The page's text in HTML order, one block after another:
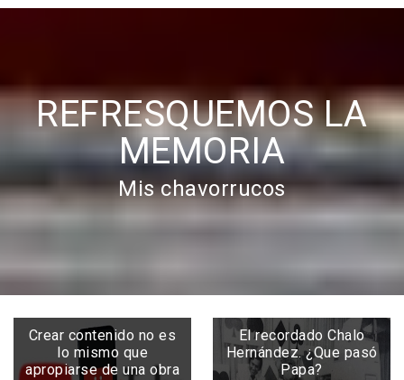
REFRESQUEMOS LA
MEMORIA
Mis chavorrucos
Crear contenido no es
lo mismo que
apropiarse de una obra
El recordado Chalo
Hernández. ¿Que pasó
Papa?